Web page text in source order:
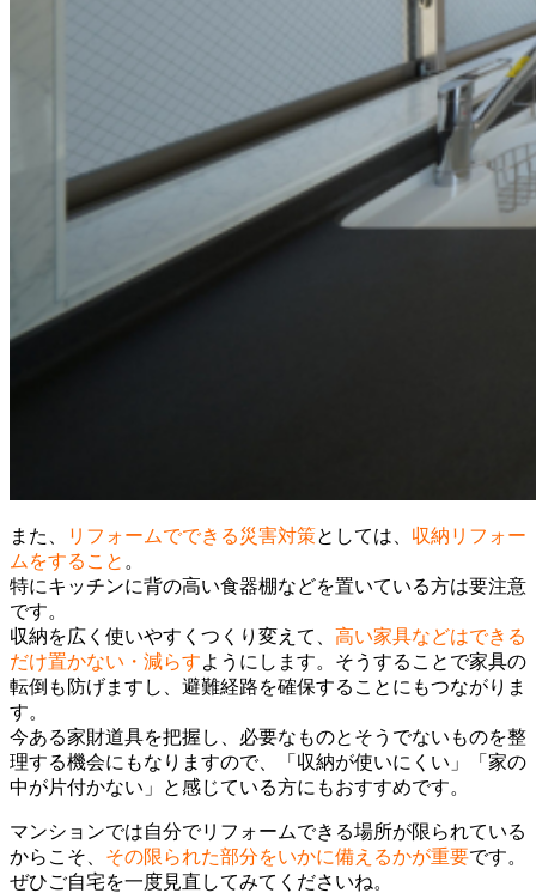
また、 リフォームでできる災害対策としては、 収納リフォー
ムをすること 。
特にキッチンに背の高い食器棚などを置いている方は要注意
です。
収納を広く使いやすくつくり変えて、 高い家具などはできる
だけ置かない・減らすようにします。そうすることで家具の
転倒も防げますし、避難経路を確保することにもつながりま
す。
今ある家財道具を把握し、必要なものとそうでないものを整
理する機会にもなりますので、「収納が使いにくい」「家の
中が片付かない」と感じている方にもおすすめです。
マンションでは自分でリフォームできる場所が限られている
からこそ、 その限られた部分をいかに備えるかが重要です。
ぜひご自宅を一度見直してみてくださいね。